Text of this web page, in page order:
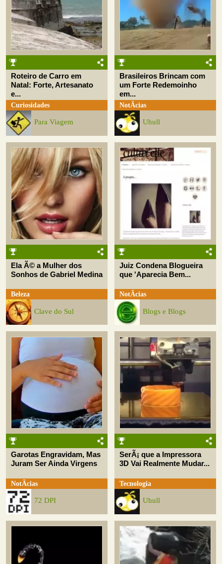
Roteiro de Carro em
Natal: Forte, Artesanato
e...
Curiosidades
Para Viagem
Brasileiros Brincam com
um Forte Redemoinho
em...
NotÃ­cias
Uhull
Ela Ã© a Mulher dos
Sonhos de Gabriel Medina
Beleza
Clave do Sul
Juiz Condena Blogueira
que 'Aparecia Bem...
NotÃ­cias
Blogs e Blogs
Garotas Engravidam, Mas
Juram Ser Ainda Virgens
NotÃ­cias
72 DPI
SerÃ¡ que a Impressora
3D Vai Realmente Mudar...
Tecnologia
Uhull